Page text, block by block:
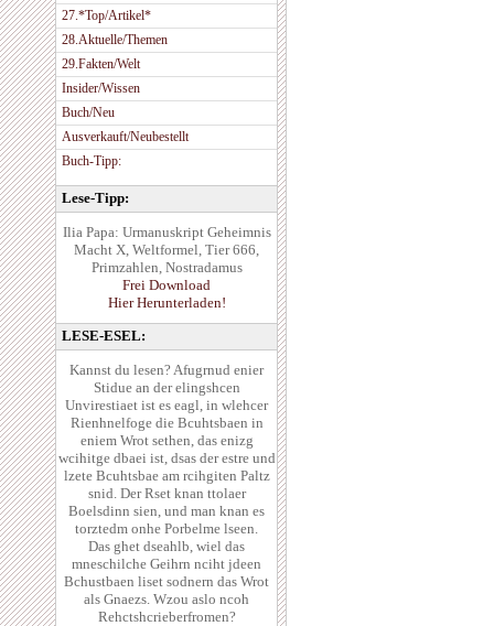
27.*Top/Artikel*
28.Aktuelle/Themen
29.Fakten/Welt
Insider/Wissen
Buch/Neu
Ausverkauft/Neubestellt
Buch-Tipp:
Lese-Tipp:
Ilia Papa: Urmanuskript Geheimnis
Macht X, Weltformel, Tier 666,
Primzahlen, Nostradamus
Frei Download
Hier Herunterladen!
LESE-ESEL:
Kannst du lesen? Afugrnud enier
Stidue an der elingshcen
Unvirestiaet ist es eagl, in wlehcer
Rienhnelfoge die Bcuhtsbaen in
eniem Wrot sethen, das enizg
wcihitge dbaei ist, dsas der estre und
lzete Bcuhtsbae am rcihgiten Paltz
snid. Der Rset knan ttolaer
Boelsdinn sien, und man knan es
torztedm onhe Porbelme lseen.
Das ghet dseahlb, wiel das
mneschilche Geihrn nciht jdeen
Bchustbaen liset sodnern das Wrot
als Gnaezs. Wzou aslo ncoh
Rehctshcrieberfromen?